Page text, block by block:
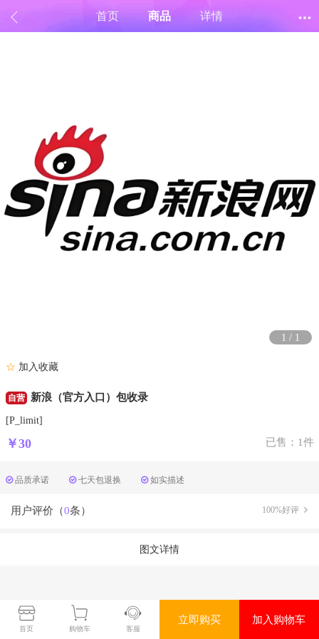
首页 商品 详情
首页 购物车 客服
立即购买 加入购物车
1 / 1
☆ 加入收藏
自营 新浪（官方入口）包收录
[P_limit]
￥30 已售：1件
品质承诺 七天包退换 如实描述
用户评价（0条） 100%好评
图文详情